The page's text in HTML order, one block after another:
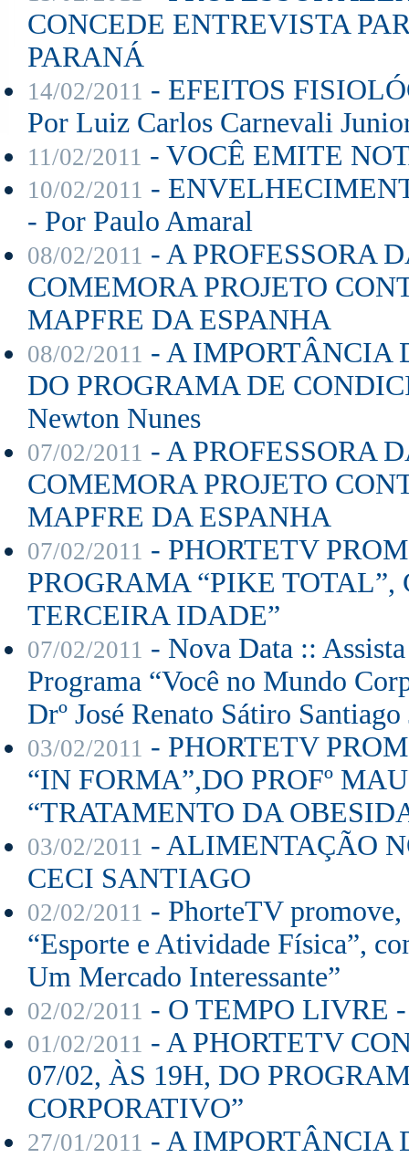
CONCEDE ENTREVISTA
PARANÁ
14/02/2011 - EFEITOS
Por Luiz Carlos Carnevali
11/02/2011 - VOCÊ EMITE
10/02/2011 -
- Por Paulo Amaral
08/02/2011 - A PROFESSORA
COMEMORA PROJETO
MAPFRE DA ESPANHA
08/02/2011 - A IMPORTÂNCIA
DO PROGRAMA DE
Newton Nunes
07/02/2011 - A PROFESSORA
COMEMORA PROJETO
MAPFRE DA ESPANHA
07/02/2011 - PHORTETV
PROGRAMA “PIKE
TERCEIRA IDADE”
07/02/2011 - Nova Data ::
Programa “Você no Mundo
Drº José Renato Sátiro Santiago
03/02/2011 - PHORTETV
“IN FORMA”,DO PROFº
“TRATAMENTO DA
03/02/2011 - ALIMENTAÇÃO
CECI SANTIAGO
02/02/2011 - PhorteTV promove,
“Esporte e Atividade Física”,
Um Mercado Interessante”
02/02/2011 - O TEMPO LIVRE
01/02/2011 - A PHORTETV
07/02, ÀS 19H, DO
CORPORATIVO”
27/01/2011 - A IMPORTÂNCIA